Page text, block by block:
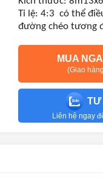
Tỉ lệ: 4:3 có thể
đường chéo tương
MUA
(Giao
TƯ
Liên hệ ngay